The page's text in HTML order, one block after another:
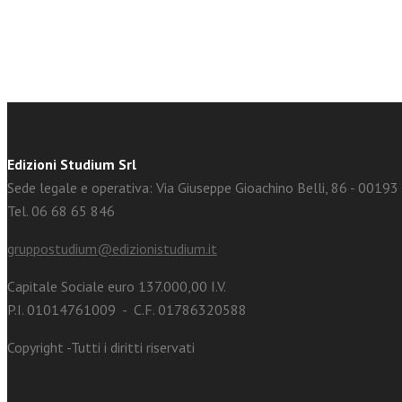
Edizioni Studium Srl
Sede legale e operativa: Via Giuseppe Gioachino Belli, 86 - 00193
Tel. 06 68 65 846
gruppostudium@edizionistudium.it
Capitale Sociale euro 137.000,00 I.V.
P.I. 01014761009 - C.F. 01786320588
Copyright -Tutti i diritti riservati